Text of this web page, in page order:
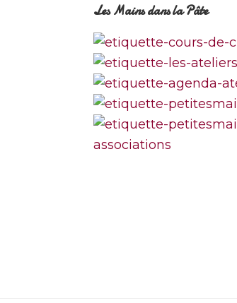
Les Mains dans la Pâte